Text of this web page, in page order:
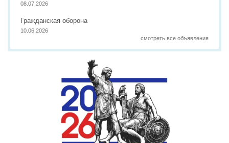
08.07.2026
Гражданская оборона
10.06.2026
смотреть все объявления